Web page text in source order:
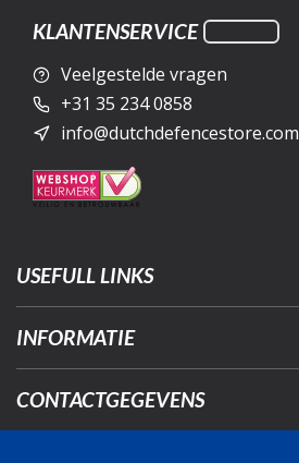
KLANTENSERVICE
Veelgestelde vragen
+31 35 234 0858
info@dutchdefencestore.com
USEFULL LINKS
INFORMATIE
CONTACTGEGEVENS